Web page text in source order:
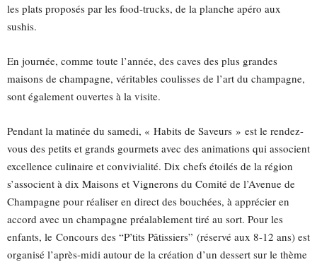
les plats proposés par les food-trucks, de la planche apéro aux
sushis.
En journée, comme toute l’année, des caves des plus grandes
maisons de champagne, véritables coulisses de l’art du champagne,
sont également ouvertes à la visite.
Pendant la matinée du samedi, « Habits de Saveurs » est le rendez-
vous des petits et grands gourmets avec des animations qui associent
excellence culinaire et convivialité. Dix chefs étoilés de la région
s’associent à dix Maisons et Vignerons du Comité de l’Avenue de
Champagne pour réaliser en direct des bouchées, à apprécier en
accord avec un champagne préalablement tiré au sort. Pour les
enfants, le Concours des “P’tits Pâtissiers” (réservé aux 8-12 ans) est
organisé l’après-midi autour de la création d’un dessert sur le thème